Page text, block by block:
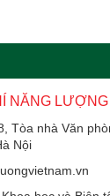
NĂNG LƯỢNG
Tòa nhà Văn
Nội